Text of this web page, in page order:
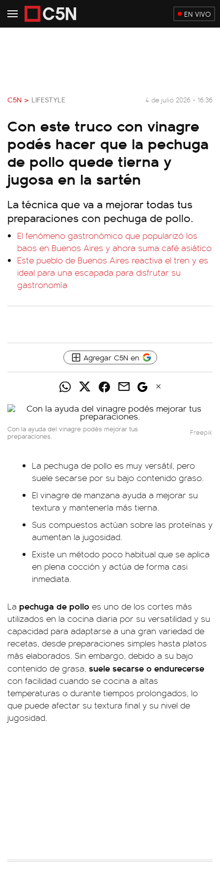
EN VIVO
C5N > LIFESTYLE 4 de julio 2026 - 16:36
Con este truco con vinagre
podés hacer que la pechuga
de pollo quede tierna y
jugosa en la sartén
La técnica que va a mejorar todas tus
preparaciones con pechuga de pollo.
El fenómeno gastronómico que popularizó los
baos en Buenos Aires y ahora suma café asiático
Este pueblo de Buenos Aires reactiva el tren y es
ideal para una escapada para disfrutar su
gastronomía
Agregar C5N en
Con la ayuda del vinagre podés mejorar tus
preparaciones. Freepik
La pechuga de pollo es muy versátil, pero
suele secarse por su bajo contenido graso.
El vinagre de manzana ayuda a mejorar su
textura y mantenerla más tierna.
Sus compuestos actúan sobre las proteínas y
aumentan la jugosidad.
Existe un método poco habitual que se aplica
en plena cocción y actúa de forma casi
inmediata.
La pechuga de pollo es uno de los cortes más
utilizados en la cocina diaria por su versatilidad y su
capacidad para adaptarse a una gran variedad de
recetas, desde preparaciones simples hasta platos
más elaborados. Sin embargo, debido a su bajo
contenido de grasa, suele secarse o endurecerse
con facilidad cuando se cocina a altas
temperaturas o durante tiempos prolongados, lo
que puede afectar su textura final y su nivel de
jugosidad.